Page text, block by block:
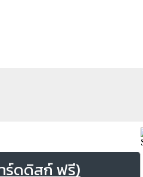
ร์ดดิสก์ ฟรี)